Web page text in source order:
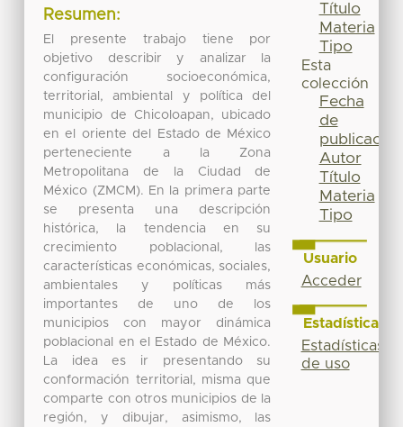
Resumen:
El presente trabajo tiene por
objetivo describir y analizar la
configuración socioeconómica,
territorial, ambiental y política del
municipio de Chicoloapan, ubicado
en el oriente del Estado de México
perteneciente a la Zona
Metropolitana de la Ciudad de
México (ZMCM). En la primera parte
se presenta una descripción
histórica, la tendencia en su
crecimiento poblacional, las
características económicas, sociales,
ambientales y políticas más
importantes de uno de los
municipios con mayor dinámica
poblacional en el Estado de México.
La idea es ir presentando su
conformación territorial, misma que
comparte con otros municipios de la
región, y dibujar, asimismo, las
Título
Materia
Tipo
Esta
colección
Fecha
de
publicación
Autor
Título
Materia
Tipo
Usuario
Acceder
Estadísticas
Estadísticas
de uso